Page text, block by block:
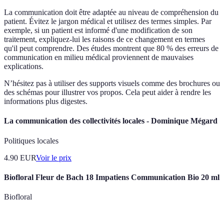
La communication doit être adaptée au niveau de compréhension du
patient. Évitez le jargon médical et utilisez des termes simples. Par
exemple, si un patient est informé d'une modification de son
traitement, expliquez-lui les raisons de ce changement en termes
qu'il peut comprendre. Des études montrent que 80 % des erreurs de
communication en milieu médical proviennent de mauvaises
explications.
N’hésitez pas à utiliser des supports visuels comme des brochures ou
des schémas pour illustrer vos propos. Cela peut aider à rendre les
informations plus digestes.
La communication des collectivités locales - Dominique Mégard
Politiques locales
4.90 EURVoir le prix
Biofloral Fleur de Bach 18 Impatiens Communication Bio 20 ml
Biofloral